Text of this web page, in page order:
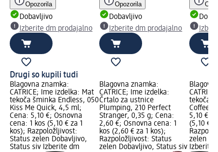
Opozorila
Dobavljivo
Izberite dm prodajalno
Opozorila
Dobavljivo
Izberite dm prodajalno
Drugi so kupili tudi
Blagovna znamka:
CATRICE; Ime izdelka: Mat
tekoča šminka Endless, 050
Kiss Me Quick, 4,5 ml;
Cena: 5,10 €; Osnovna
cena: 1 kos (5,10 € za 1
kos); Razpoložljivost:
Status zelen Dobavljivo,
Status siv Izberite dm
Blagovna znamka:
CATRICE; Ime izdelka:
Črtalo za ustnice
Plumping, 210 Perfect
Stranger, 0,35 g; Cena:
2,60 €; Osnovna cena: 1
kos (2,60 € za 1 kos);
Razpoložljivost: Status
zelen Dobavljivo, Status siv
tekoča
Coffee
5,10 €;
(5,10 €
zelen
Izberite